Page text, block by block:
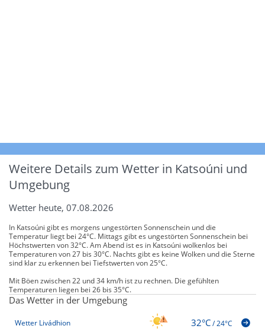
Weitere Details zum Wetter in Katsoúni und
Umgebung
Wetter heute, 07.08.2026
In Katsoúni gibt es morgens ungestörten Sonnenschein und die
Temperatur liegt bei 24°C. Mittags gibt es ungestörten Sonnenschein bei
Höchstwerten von 32°C. Am Abend ist es in Katsoúni wolkenlos bei
Temperaturen von 27 bis 30°C. Nachts gibt es keine Wolken und die Sterne
sind klar zu erkennen bei Tiefstwerten von 25°C.
Mit Böen zwischen 22 und 34 km/h ist zu rechnen. Die gefühlten
Temperaturen liegen bei 26 bis 35°C.
Das Wetter in der Umgebung
Wetter Livádhion 32°C/24°C